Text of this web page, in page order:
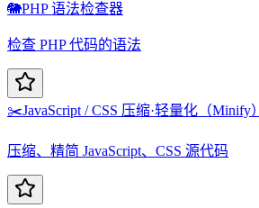
🐘PHP 语法检查器
检查 PHP 代码的语法
✂️JavaScript / CSS 压缩·轻量化（Minify）
压缩、精简 JavaScript、CSS 源代码